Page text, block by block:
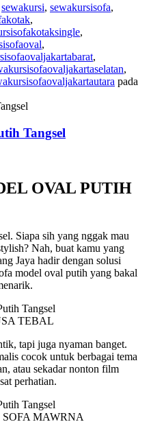
sewakursi, sewakursisofa,
,
,
,
,
,
pada
Tangsel
OVAL PUTIH
Siapa sih yang nggak mau
Nah, buat kamu yang
Jaya hadir dengan solusi
model oval putih yang bakal
TEBAL
tapi juga nyaman banget.
cocok untuk berbagai tema
atau sekadar nonton film
perhatian.
MAWRNA